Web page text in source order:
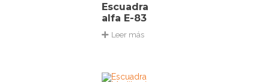
Escuadra
alfa E-83
Leer más